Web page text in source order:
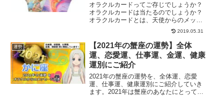
オラクルカードってご存じでしょうか？
オラクルカードは当たるのでしょうか？
オラクルカードとは、天使からのメッセ
ージが頂けるカードです。タロットカー
ドとオラクルカードの違い、そしてオラ
クルカードで得られた天使からのメッセ
ージの口コミです。
2019.05.31
運勢
【2021年の蟹座の運勢】全体
運、恋愛運、仕事運、金運、健康
運別にご紹介
2021年の蟹座の運勢を、全体運、恋愛
運、仕事運、健康運別にご紹介していき
ます。2021年は蟹座のあなたにとってど